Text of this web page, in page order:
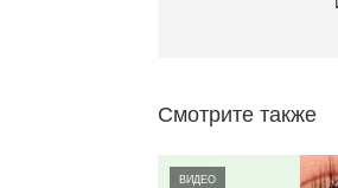
Смотрите также
ВИДЕО